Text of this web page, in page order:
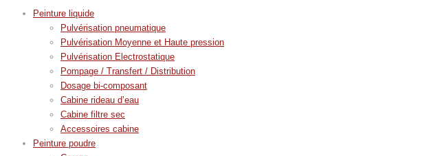
Peinture liquide
Pulvérisation pneumatique
Pulvérisation Moyenne et Haute pression
Pulvérisation Electrostatique
Pompage / Transfert / Distribution
Dosage bi-composant
Cabine rideau d’eau
Cabine filtre sec
Accessoires cabine
Peinture poudre